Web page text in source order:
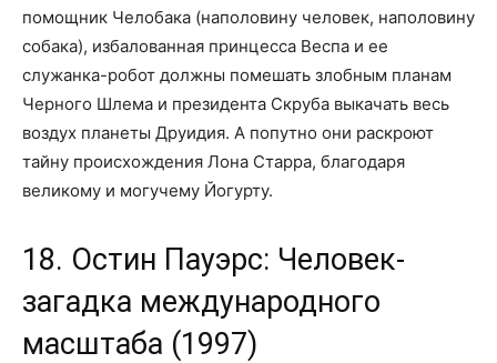
помощник Челобака (наполовину человек, наполовину
собака), избалованная принцесса Веспа и ее
служанка-робот должны помешать злобным планам
Черного Шлема и президента Скруба выкачать весь
воздух планеты Друидия. А попутно они раскроют
тайну происхождения Лона Старра, благодаря
великому и могучему Йогурту.
18. Остин Пауэрс: Человек-
загадка международного
масштаба (1997)